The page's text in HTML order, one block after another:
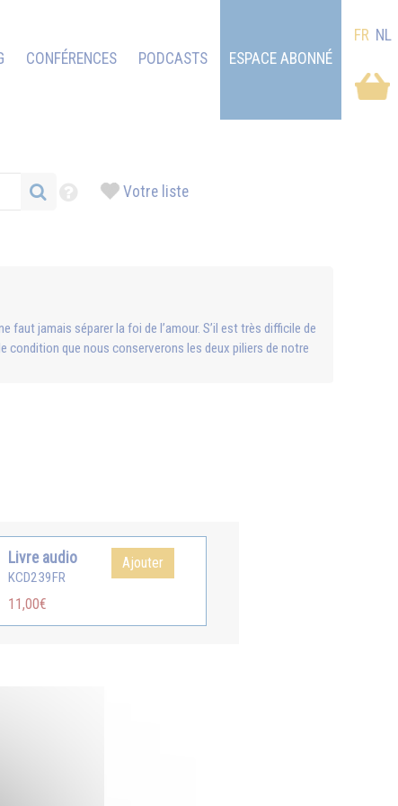
CONFÉRENCES PODCASTS ESPACE ABONNÉ
FR NL
Votre liste
faut jamais séparer la foi de l’amour. S’il est très difficile de
condition que nous conserverons les deux piliers de notre
Livre audio
KCD239FR
11,00€
Ajouter